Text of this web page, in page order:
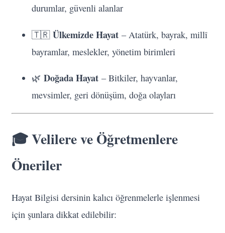
durumlar, güvenli alanlar
🇹🇷 Ülkemizde Hayat – Atatürk, bayrak, millî
bayramlar, meslekler, yönetim birimleri
🌿 Doğada Hayat – Bitkiler, hayvanlar,
mevsimler, geri dönüşüm, doğa olayları
🎓 Velilere ve Öğretmenlere
Öneriler
Hayat Bilgisi dersinin kalıcı öğrenmelerle işlenmesi
için şunlara dikkat edilebilir: